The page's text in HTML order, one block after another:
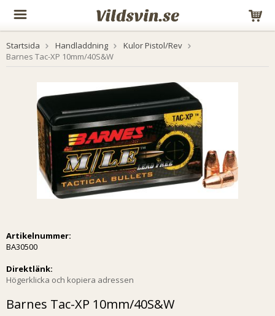
Startsida Handladdning
Kulor Pistol/Rev
Barnes Tac-XP 10mm/40S&W
Artikelnummer:
BA30500
Direktlänk:
Högerklicka och kopiera adressen
Barnes Tac-XP 10mm/40S&W